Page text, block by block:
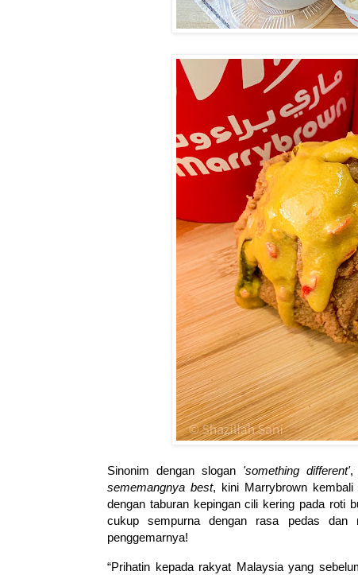
Sinonim dengan slogan 'something different',
sememangnya best, kini Marrybrown
dengan taburan kepingan cili kering pada roti
cukup sempurna dengan rasa pedas dan
penggemarnya!
“Prihatin kepada rakyat Malaysia yang